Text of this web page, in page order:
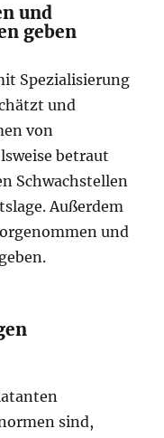
und
geben
Spezialisierung
und
von
betraut
Schwachstellen
Außerdem
und
sind,